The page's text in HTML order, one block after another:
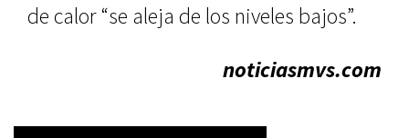
de calor “se aleja de los niveles bajos”.
noticiasmvs.com